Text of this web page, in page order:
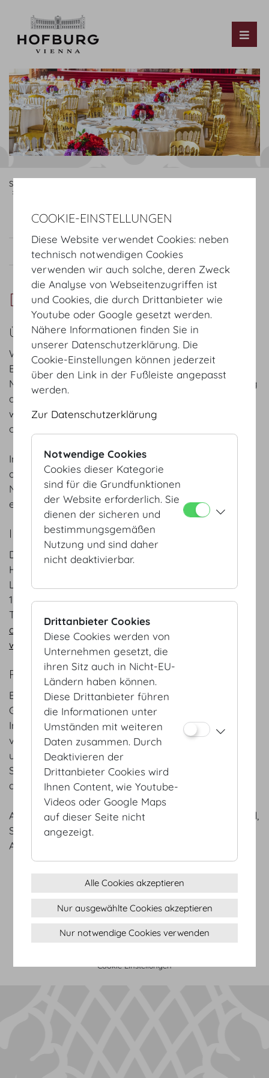
Startseite
blumenkultur Doll's Blumen
Plantical GmbH
Doll's Blumen
ÜBER UNS
Wir denken an viel mehr, als nur an das floristische
Endprodukt. Wir überlegen uns ab dem ersten
Moment, wie das Gesamtkonzept der Veranstaltung
am besten herausgehoben werden kann und auch
wirklich ‘funktioniert’. Ohne böse Überraschungen
oder unerfüllten Erwartungen.
In Wien durften wir schon die meisten Locations zu
den verschiedensten Anlässen floral verschönern.
Nicht zuletzt deswegen wissen wir Ihr Event
einzigartig, saisonal und passend zu schmücken.
IHR ANSPRECHPARTNER
Doll's Blumen
Herr Emil Doll
Lange Gasse 62
1080 Wien
T +43 1 4059531
doll@florist.at
www.dollsblumen.at
REFERENZEN
Bereits jahrzehntelange Erfahrung in der
Gestaltung von floralen Kunstwerken und der
Inszenierung von diversen Events. Jedes Jahr
verzaubern wir erneut unvergessliche Hochzeiten
und andere Festlichkeiten.
Seit 2022 haben wir die Ehre die Wiener Staatsoper
anlässlich des Wiener Opernball zu dekorieren.
Albertina, Hofburg Vienna, Die Presse, Der Standard,
Swarovski, WKO, Hotel Sacher, Bulgari, BMW, Bank
Austria, Porsche, Burgtheater, etc.
Datenschutz
Sitemap
Cookie Einstellungen
COOKIE-EINSTELLUNGEN
Diese Website verwendet Cookies: neben
technisch notwendigen Cookies
verwenden wir auch solche, deren Zweck
die Analyse von Webseitenzugriffen ist
und Cookies, die durch Drittanbieter wie
Youtube oder Google gesetzt werden.
Nähere Informationen finden Sie in
unserer Datenschutzerklärung. Die
Cookie-Einstellungen können jederzeit
über den Link in der Fußleiste angepasst
werden.
Zur Datenschutzerklärung
Notwendige Cookies
Cookies dieser Kategorie
sind für die Grundfunktionen
der Website erforderlich. Sie
dienen der sicheren und
bestimmungsgemäßen
Nutzung und sind daher
nicht deaktivierbar.
Drittanbieter Cookies
Diese Cookies werden von
Unternehmen gesetzt, die
ihren Sitz auch in Nicht-EU-
Ländern haben können.
Diese Drittanbieter führen
die Informationen unter
Umständen mit weiteren
Daten zusammen. Durch
Deaktivieren der
Drittanbieter Cookies wird
Ihnen Content, wie Youtube-
Videos oder Google Maps
auf dieser Seite nicht
angezeigt.
Alle Cookies akzeptieren
Nur ausgewählte Cookies akzeptieren
Nur notwendige Cookies verwenden